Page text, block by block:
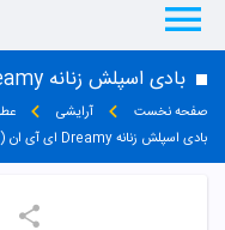
بادی اسپلش زنانه Dreamy ای آی ان (EIN)
صفحه نخست آرایشی
بادی اسپلش زنانه Dreamy ای آی ان (EIN)